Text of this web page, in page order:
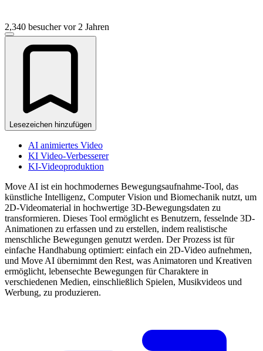
2,340 besucher vor 2 Jahren
Lesezeichen hinzufügen
AI animiertes Video
KI Video-Verbesserer
KI-Videoproduktion
Move AI ist ein hochmodernes Bewegungsaufnahme-Tool, das
künstliche Intelligenz, Computer Vision und Biomechanik nutzt, um
2D-Videomaterial in hochwertige 3D-Bewegungsdaten zu
transformieren. Dieses Tool ermöglicht es Benutzern, fesselnde 3D-
Animationen zu erfassen und zu erstellen, indem realistische
menschliche Bewegungen genutzt werden. Der Prozess ist für
einfache Handhabung optimiert: einfach ein 2D-Video aufnehmen,
und Move AI übernimmt den Rest, was Animatoren und Kreativen
ermöglicht, lebensechte Bewegungen für Charaktere in
verschiedenen Medien, einschließlich Spielen, Musikvideos und
Werbung, zu produzieren.